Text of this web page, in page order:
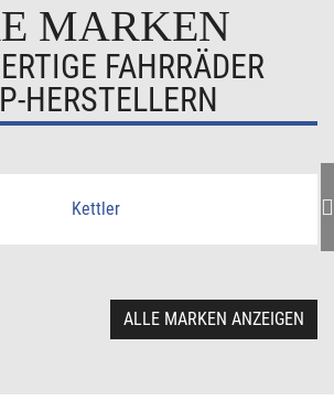
MARKEN
FAHRRÄDER
HERSTELLERN
ALLE MARKEN ANZEIGEN